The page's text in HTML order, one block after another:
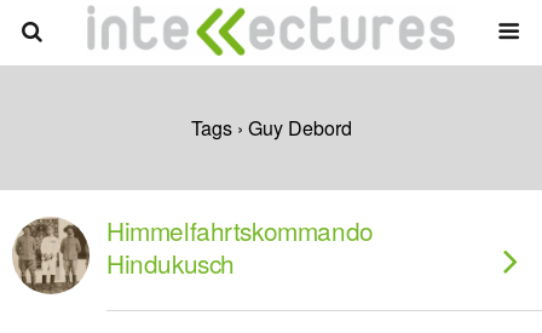
Tags › Guy Debord
Himmelfahrtskommando
Hindukusch